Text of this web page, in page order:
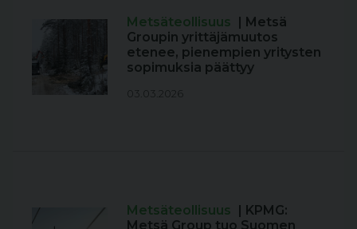
Metsäteollisuus
| Metsä
Groupin yrittäjämuutos
etenee, pienempien yritysten
sopimuksia päättyy
03.03.2026
Metsäteollisuus
| KPMG:
Metsä Group tuo Suomen